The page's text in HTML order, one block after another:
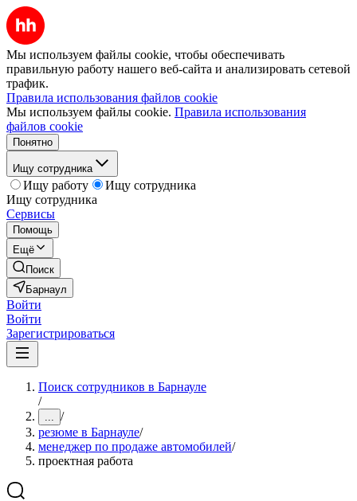
Мы используем файлы cookie, чтобы обеспечивать
правильную работу нашего веб-сайта и анализировать сетевой
трафик.
Правила использования файлов cookie
Мы используем файлы cookie. Правила использования
файлов cookie
Понятно
Ищу сотрудника
Ищу работу
Ищу сотрудника
Ищу сотрудника
Сервисы
Помощь
Ещё
Поиск
Барнаул
Войти
Войти
Зарегистрироваться
Поиск сотрудников в Барнауле
/
... /
резюме в Барнауле/
менеджер по продаже автомобилей/
проектная работа